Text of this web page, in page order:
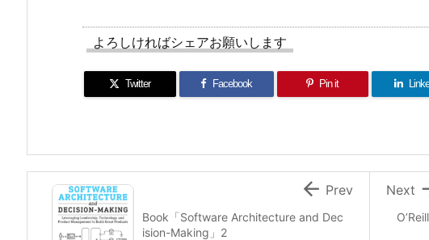
よろしければシェアお願いします
Twitter Facebook Pin it
Next
Book「Software Architecture and Dec
ision-Making」2
 Prev